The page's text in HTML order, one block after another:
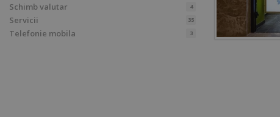
Schimb valutar 4
Servicii 35
Telefonie mobila 3